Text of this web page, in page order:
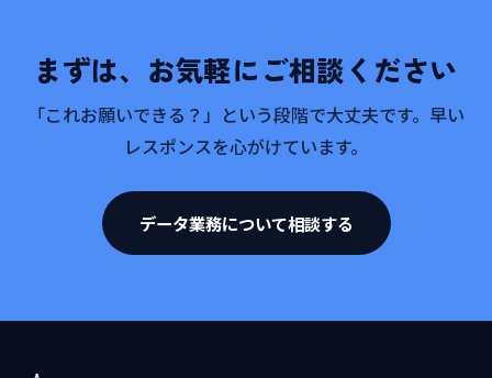
まずは、お気軽にご相談ください
「これお願いできる？」という段階で大丈夫です。早い
レスポンスを心がけています。
データ業務について相談する